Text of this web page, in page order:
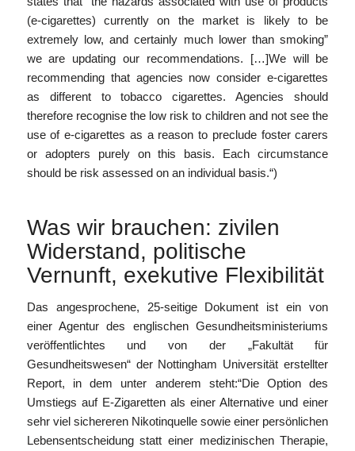
(e-cigarettes) currently on the market is likely to be
extremely low, and certainly much lower than smoking”
we are updating our recommendations. […]We will be
recommending that agencies now consider e-cigarettes
as different to tobacco cigarettes. Agencies should
therefore recognise the low risk to children and not see the
use of e-cigarettes as a reason to preclude foster carers
or adopters purely on this basis. Each circumstance
should be risk assessed on an individual basis.“)
Was wir brauchen: zivilen
Widerstand, politische
Vernunft, exekutive Flexibilität
Das angesprochene, 25-seitige Dokument ist ein von
einer Agentur des englischen Gesundheitsministeriums
veröffentlichtes und von der „Fakultät für
Gesundheitswesen“ der Nottingham Universität erstellter
Report, in dem unter anderem steht:“Die Option des
Umstiegs auf E-Zigaretten als einer Alternative und einer
sehr viel sichereren Nikotinquelle sowie einer persönlichen
Lebensentscheidung statt einer medizinischen Therapie,